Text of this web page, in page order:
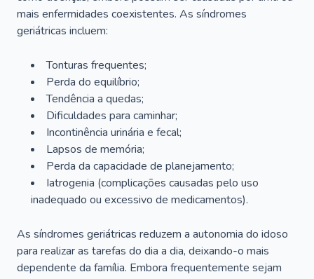
mais enfermidades coexistentes. As síndromes
geriátricas incluem:
Tonturas frequentes;
Perda do equilíbrio;
Tendência a quedas;
Dificuldades para caminhar;
Incontinência urinária e fecal;
Lapsos de memória;
Perda da capacidade de planejamento;
Iatrogenia (complicações causadas pelo uso
inadequado ou excessivo de medicamentos).
As síndromes geriátricas reduzem a autonomia do idoso
para realizar as tarefas do dia a dia, deixando-o mais
dependente da família. Embora frequentemente sejam